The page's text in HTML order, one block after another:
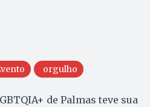
orgulho
de Palmas teve sua